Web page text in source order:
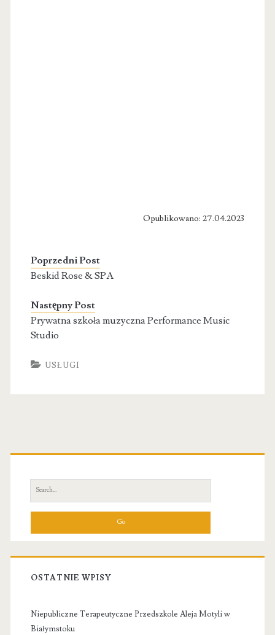
Opublikowano: 27.04.2023
Poprzedni Post
Beskid Rose & SPA
Następny Post
Prywatna szkoła muzyczna Performance Music
Studio
USŁUGI
Primary
Sidebar
Search
for:
OSTATNIE WPISY
Niepubliczne Terapeutyczne Przedszkole Aleja Motyli w
Białymstoku